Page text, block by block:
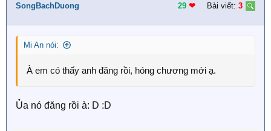
i
n
s
SongBachDuong 29 ❤︎ Bài viết: 3
Mi An nói:
À em có thấy anh đăng rồi, hóng chương mới ạ.
Ủa nó đăng rồi à: D :D